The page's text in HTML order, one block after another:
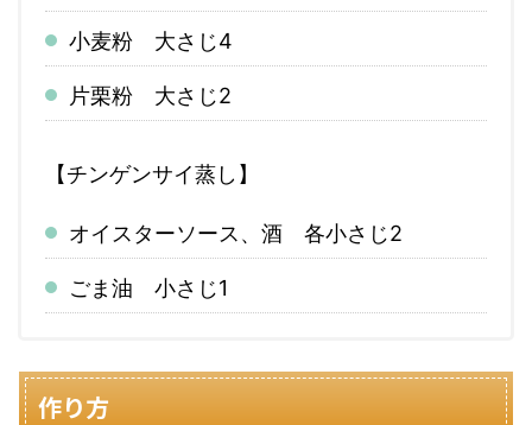
小麦粉 大さじ4
片栗粉 大さじ2
【チンゲンサイ蒸し】
オイスターソース、酒 各小さじ2
ごま油 小さじ1
作り方